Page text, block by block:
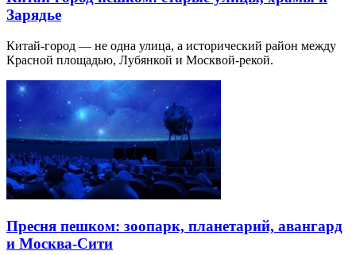
Зарядье
Китай-город — не одна улица, а исторический район между
Красной площадью, Лубянкой и Москвой-рекой.
Пресня пешком: зоопарк, планетарий, авангард
и Москва-Сити